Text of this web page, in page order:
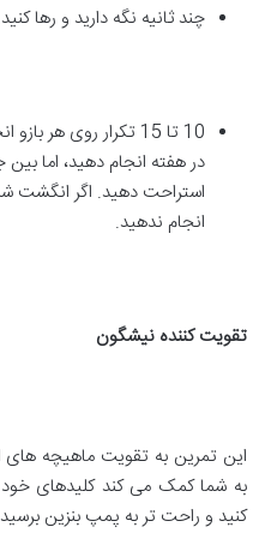
چند ثانیه نگه دارید و رها
10 تا 15 تکرار روی هر
استراحت دهید. اگر انگشت
انجام ندهید.
تقویت کننده نیشگون
این تمرین به تقویت ماهیچه
به شما کمک می کند کلیدهای خود
کنید و راحت تر به پمپ بنزین